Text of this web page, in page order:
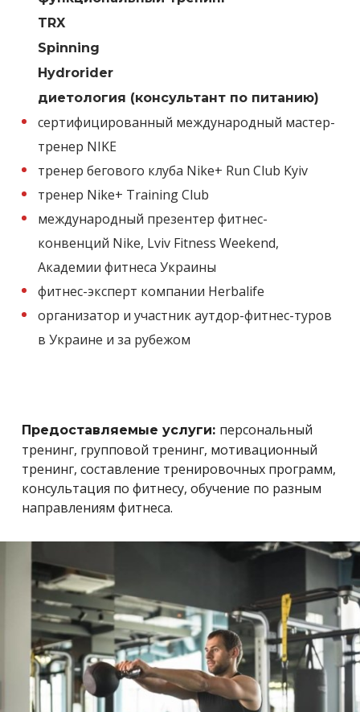
TRX
Spinning
Hydrorider
диетология (консультант по питанию)
сертифицированный международный мастер-
тренер NIKE
тренер бегового клуба Nike+ Run Club Kyiv
тренер Nike+ Training Club
международный презентер фитнес-
конвенций Nike, Lviv Fitness Weekend,
Академии фитнеса Украины
фитнес-эксперт компании Herbalife
организатор и участник аутдор-фитнес-туров
в Украине и за рубежом
Предоставляемые услуги: персональный
тренинг, групповой тренинг, мотивационный
тренинг, составление тренировочных программ,
консультация по фитнесу, обучение по разным
направлениям фитнеса.